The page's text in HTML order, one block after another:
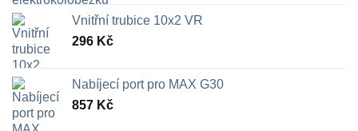
Vnitřní trubice 10x2 VR
296 Kč
Nabíjecí port pro MAX G30
857 Kč